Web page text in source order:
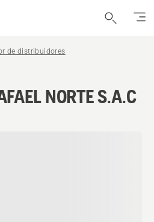
de distribuidores
NORTE S.A.C